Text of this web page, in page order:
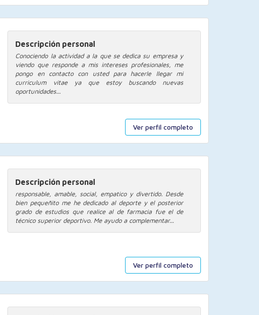
Ver perfil completo
Descripción personal
Conociendo la actividad a la que se dedica su empresa y
viendo que responde a mis intereses profesionales, me
pongo en contacto con usted para hacerle llegar mi
curriculum vitae ya que estoy buscando nuevas
oportunidades...
Ver perfil completo
Descripción personal
responsable, amable, social, empatico y divertido. Desde
bien pequeñito me he dedicado al deporte y el posterior
grado de estudios que realice al de farmacia fue el de
técnico superior deportivo. Me ayudo a complementar...